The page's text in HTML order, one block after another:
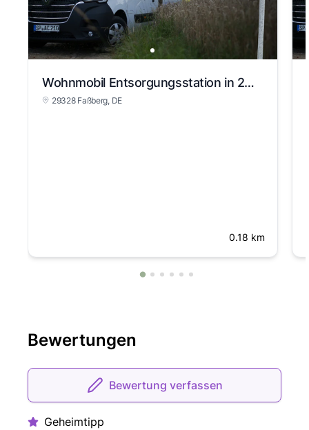
Wohnmobil Entsorgungsstation in 29328 Faßberg
29328 Faßberg, DE
0.18 km
Bewertungen
Bewertung verfassen
Geheimtipp